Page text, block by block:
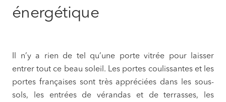
énergétique
Il n’y a rien de tel qu’une porte vitrée pour laisser
entrer tout ce beau soleil. Les portes coulissantes et les
portes françaises sont très appréciées dans les sous-
sols, les entrées de vérandas et de terrasses, les